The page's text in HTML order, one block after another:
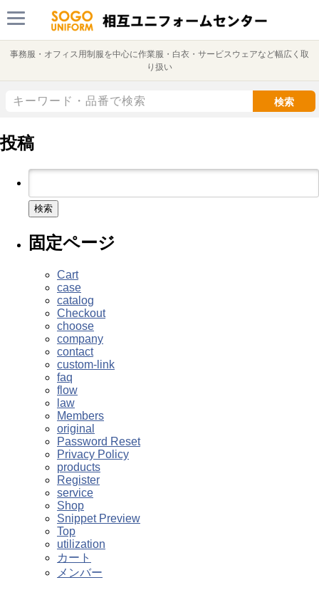
事務服・オフィス用制服を中心に作業服・白衣・サービスウェアなど幅広く取
り扱い
検索
投稿
検
固定ページ
Cart
case
catalog
Checkout
choose
company
contact
custom-link
faq
flow
law
Members
original
Password Reset
Privacy Policy
products
Register
service
Shop
Snippet Preview
Top
utilization
カート
メンバー